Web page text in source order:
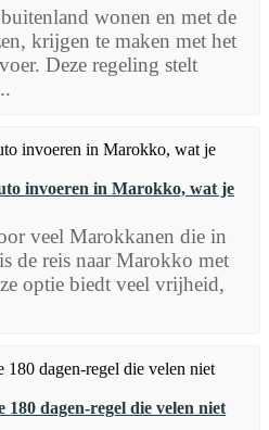
wonen en met de
krijgen te maken met het
Deze regeling stelt
invoeren in Marokko, wat je
veel Marokkanen die in
de reis naar Marokko met
optie biedt veel vrijheid,
dagen-regel die velen niet